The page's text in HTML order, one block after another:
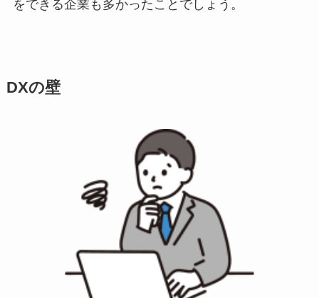
をできる企業も多かったことでしょう。
DXの壁